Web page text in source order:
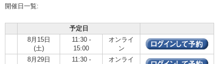
開催日一覧:
予定日
8月15日
(土)
11:30 -
15:00
オンライ
ン
8月29日
11:30 -
オンライ